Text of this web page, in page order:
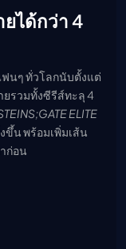
ได้กว่า 4
ฟนๆ ทั่วโลกนับตั้งแต่
ยรวมทั้งซีรีส์ทะลุ 4
ELITE
ขึ้น พร้อมเพิ่มเส้น
ก่อน